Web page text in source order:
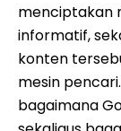
menciptakan
informatif,
konten
mesin
bagaimana